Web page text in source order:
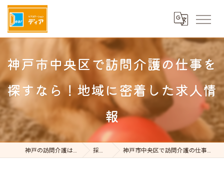
神戸市中央区で訪問介護の仕事を
探すなら！地域に密着した求人情
報
神戸の訪問介護はケアステーションDear 採用ブログ 神戸市中央区で訪問介護の仕事を探すなら！地域に密着した求人情報